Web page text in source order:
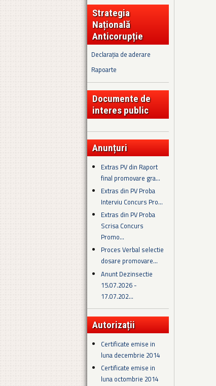
Strategia
Națională
Anticorupție
Declarația de aderare
Rapoarte
Documente de
interes public
Anunțuri
Extras PV din Raport
final promovare gra...
Extras din PV Proba
Interviu Concurs Pro...
Extras din PV Proba
Scrisa Concurs
Promo...
Proces Verbal selectie
dosare promovare...
Anunt Dezinsectie
15.07.2026 -
17.07.202...
Autorizații
Certificate emise in
luna decembrie 2014
Certificate emise in
luna octombrie 2014